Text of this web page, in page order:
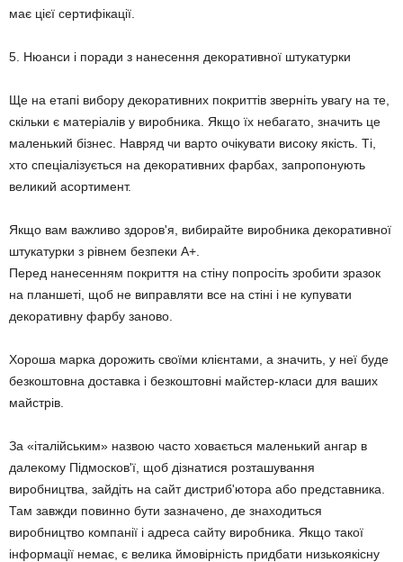
має цієї сертифікації.
5. Нюанси і поради з нанесення декоративної штукатурки
Ще на етапі вибору декоративних покриттів зверніть увагу на те,
скільки є матеріалів у виробника. Якщо їх небагато, значить це
маленький бізнес. Навряд чи варто очікувати високу якість. Ті,
хто спеціалізується на декоративних фарбах, запропонують
великий асортимент.
Якщо вам важливо здоров'я, вибирайте виробника декоративної
штукатурки з рівнем безпеки А+.
Перед нанесенням покриття на стіну попросіть зробити зразок
на планшеті, щоб не виправляти все на стіні і не купувати
декоративну фарбу заново.
Хороша марка дорожить своїми клієнтами, а значить, у неї буде
безкоштовна доставка і безкоштовні майстер-класи для ваших
майстрів.
За «італійським» назвою часто ховається маленький ангар в
далекому Підмосков'ї, щоб дізнатися розташування
виробництва, зайдіть на сайт дистриб'ютора або представника.
Там завжди повинно бути зазначено, де знаходиться
виробництво компанії і адреса сайту виробника. Якщо такої
інформації немає, є велика ймовірність придбати низькоякісну